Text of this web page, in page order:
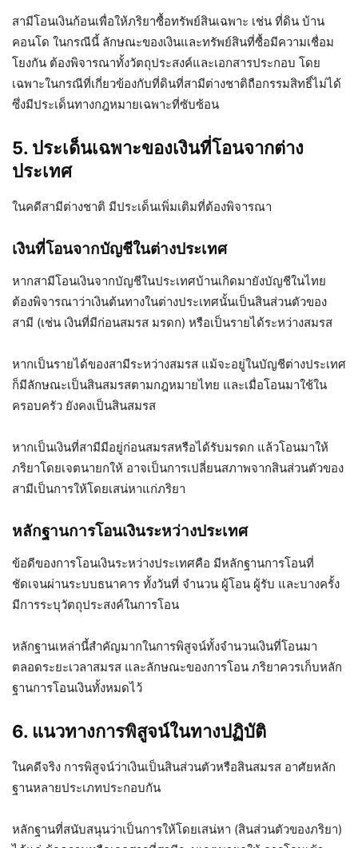
สามีโอนเงินก้อนเพื่อให้ภริยาซื้อทรัพย์สินเฉพาะ เช่น ที่ดิน บ้าน
คอนโด ในกรณีนี้ ลักษณะของเงินและทรัพย์สินที่ซื้อมีความเชื่อม
โยงกัน ต้องพิจารณาทั้งวัตถุประสงค์และเอกสารประกอบ โดย
เฉพาะในกรณีที่เกี่ยวข้องกับที่ดินที่สามีต่างชาติถือกรรมสิทธิ์ไม่ได้
ซึ่งมีประเด็นทางกฎหมายเฉพาะที่ซับซ้อน
5. ประเด็นเฉพาะของเงินที่โอนจากต่าง
ประเทศ
ในคดีสามีต่างชาติ มีประเด็นเพิ่มเติมที่ต้องพิจารณา
เงินที่โอนจากบัญชีในต่างประเทศ
หากสามีโอนเงินจากบัญชีในประเทศบ้านเกิดมายังบัญชีในไทย
ต้องพิจารณาว่าเงินต้นทางในต่างประเทศนั้นเป็นสินส่วนตัวของ
สามี (เช่น เงินที่มีก่อนสมรส มรดก) หรือเป็นรายได้ระหว่างสมรส
หากเป็นรายได้ของสามีระหว่างสมรส แม้จะอยู่ในบัญชีต่างประเทศ
ก็มีลักษณะเป็นสินสมรสตามกฎหมายไทย และเมื่อโอนมาใช้ใน
ครอบครัว ยังคงเป็นสินสมรส
หากเป็นเงินที่สามีมีอยู่ก่อนสมรสหรือได้รับมรดก แล้วโอนมาให้
ภริยาโดยเจตนายกให้ อาจเป็นการเปลี่ยนสภาพจากสินส่วนตัวของ
สามีเป็นการให้โดยเสน่หาแก่ภริยา
หลักฐานการโอนเงินระหว่างประเทศ
ข้อดีของการโอนเงินระหว่างประเทศคือ มีหลักฐานการโอนที่
ชัดเจนผ่านระบบธนาคาร ทั้งวันที่ จำนวน ผู้โอน ผู้รับ และบางครั้ง
มีการระบุวัตถุประสงค์ในการโอน
หลักฐานเหล่านี้สำคัญมากในการพิสูจน์ทั้งจำนวนเงินที่โอนมา
ตลอดระยะเวลาสมรส และลักษณะของการโอน ภริยาควรเก็บหลัก
ฐานการโอนเงินทั้งหมดไว้
6. แนวทางการพิสูจน์ในทางปฏิบัติ
ในคดีจริง การพิสูจน์ว่าเงินเป็นสินส่วนตัวหรือสินสมรส อาศัยหลัก
ฐานหลายประเภทประกอบกัน
หลักฐานที่สนับสนุนว่าเป็นการให้โดยเสน่หา (สินส่วนตัวของภริยา)